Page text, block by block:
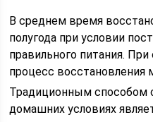
В среднем время
полугода при условии
правильного питания.
процесс
Традиционным способом
домашних условиях